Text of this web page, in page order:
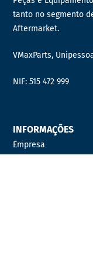
tanto no segmento
Aftermarket.
VMaxParts,
NIF: 515 472 999
INFORMAÇÕES
Empresa